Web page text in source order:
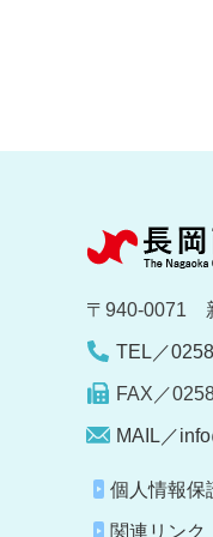
〒940-0071
TEL／
FAX／
MAIL／
個人情報保
関連リンク